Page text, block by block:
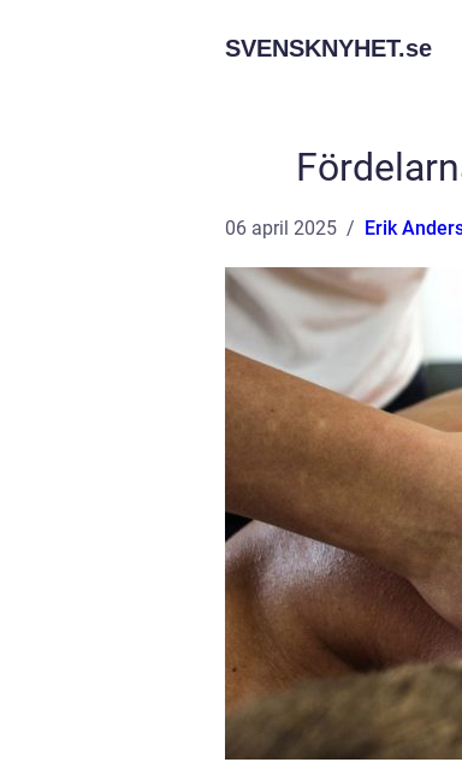
SVENSKNYHET.se
06 april 2025 Erik